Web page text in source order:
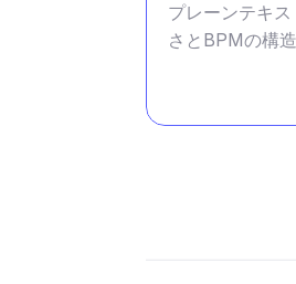
プレーンテキ
さとBPMの構